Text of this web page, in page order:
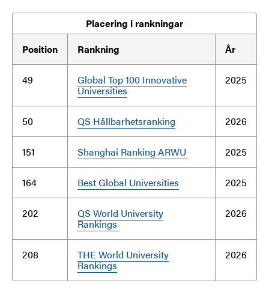
Placering i rankningar
Position
Rankning År
49 Global Top 100 Innovative
Universities
2025
50 QS Hållbarhetsranking 2026
151 Shanghai Ranking ARWU 2025
164 Best Global Universities 2025
202 QS World University
Rankings
2026
208 THE World University
Rankings
2026